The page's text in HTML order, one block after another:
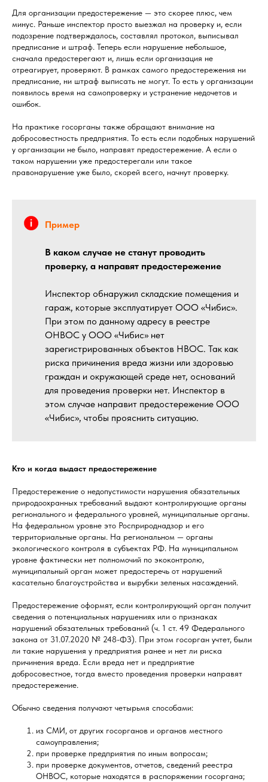
Для организации предостережение — это скорее плюс, чем
минус. Раньше инспектор просто выезжал на проверку и, если
подозрение подтверждалось, составлял протокол, выписывал
предписание и штраф. Теперь если нарушение небольшое,
сначала предостерегают и, лишь если организация не
отреагирует, проверяют. В рамках самого предостережения ни
предписание, ни штраф выписать не могут. То есть у организации
появилось время на самопроверку и устранение недочетов и
ошибок.
На практике госорганы также обращают внимание на
добросовестность предприятия. То есть если подобных нарушений
у организации не было, направят предостережение. А если о
таком нарушении уже предостерегали или такое
правонарушение уже было, скорей всего, начнут проверку.
Пример
В каком случае не станут проводить
проверку, а направят предостережение
Инспектор обнаружил складские помещения и
гараж, которые эксплуатирует ООО «Чибис».
При этом по данному адресу в реестре
ОНВОС у ООО «Чибис» нет
зарегистрированных объектов НВОС. Так как
риска причинения вреда жизни или здоровью
граждан и окружающей среде нет, оснований
для проведения проверки нет. Инспектор в
этом случае направит предостережение ООО
«Чибис», чтобы прояснить ситуацию.
Кто и когда выдаст предостережение
Предостережение о недопустимости нарушения обязательных
природоохранных требований выдают контролирующие органы
регионального и федерального уровней, муниципальные органы.
На федеральном уровне это Росприроднадзор и его
территориальные органы. На региональном — органы
экологического контроля в субъектах РФ. На муниципальном
уровне фактически нет полномочий по экоконтролю,
муниципальный орган может предостеречь от нарушений
касательно благоустройства и вырубки зеленых насаждений.
Предостережение оформят, если контролирующий орган получит
сведения о потенциальных нарушениях или о признаках
нарушений обязательных требований (ч. 1 ст. 49 Федерального
закона от 31.07.2020 № 248-ФЗ). При этом госорган учтет, были
ли такие нарушения у предприятия ранее и нет ли риска
причинения вреда. Если вреда нет и предприятие
добросовестное, тогда вместо проведения проверки направят
предостережение.
Обычно сведения получают четырьмя способами:
из СМИ, от других госорганов и органов местного
самоуправления;
при проверке предприятия по иным вопросам;
при проверке документов, отчетов, сведений реестра
ОНВОС, которые находятся в распоряжении госоргана;